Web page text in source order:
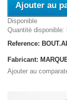
Ajouter au
Disponible
Quantité disponible:
Reference:
Fabricant:
Ajouter au